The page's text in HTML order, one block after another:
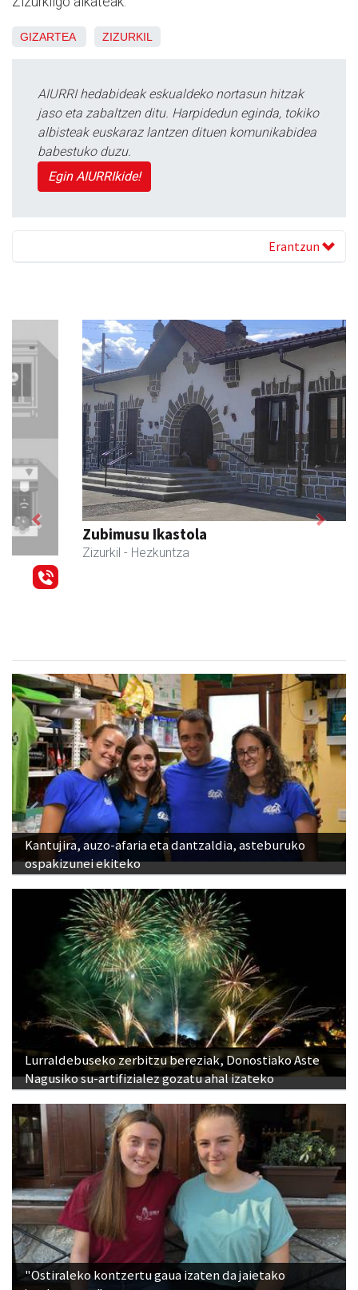
GIZARTEA ZIZURKIL
AIURRI hedabideak eskualdeko nortasun hitzak
jaso eta zabaltzen ditu. Harpidedun eginda, tokiko
albisteak euskaraz lantzen dituen komunikabidea
babestuko duzu.
Egin AIURRIkide!
Erantzun
Zubimusu Ikastola
Zizurkil - Hezkuntza
Previous Next
Kantujira, auzo-afaria eta dantzaldia, asteburuko
ospakizunei ekiteko
Lurraldebuseko zerbitzu bereziak, Donostiako Aste
Nagusiko su-artifizialez gozatu ahal izateko
"Ostiraleko kontzertu gaua izaten da jaietako
jendetsuena"